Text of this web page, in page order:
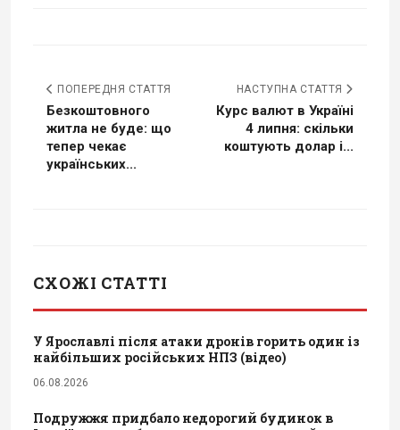
ПОПЕРЕДНЯ СТАТТЯ
Безкоштовного
житла не буде: що
тепер чекає
українських...
НАСТУПНА СТАТТЯ
Курс валют в Україні
4 липня: скільки
коштують долар і...
СХОЖІ СТАТТІ
У Ярославлі після атаки дронів горить один із
найбільших російських НПЗ (відео)
06.08.2026
Подружжя придбало недорогий будинок в